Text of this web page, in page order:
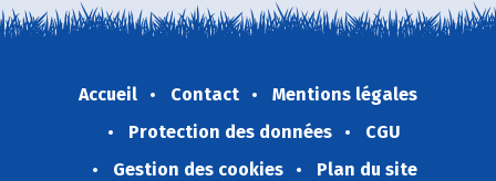
Accueil Contact
Mentions légales
Protection des données
CGU
Gestion des cookies
Plan du site